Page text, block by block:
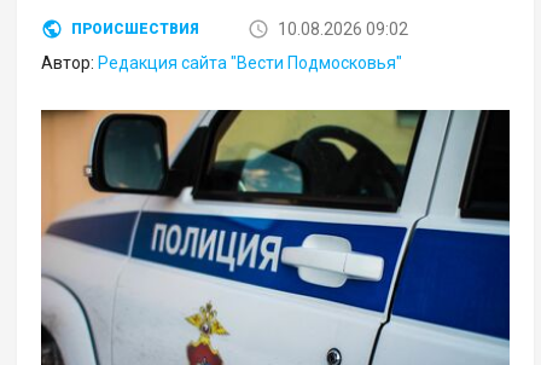
ПРОИСШЕСТВИЯ
10.08.2026 09:02
Автор: Редакция сайта "Вести Подмосковья"